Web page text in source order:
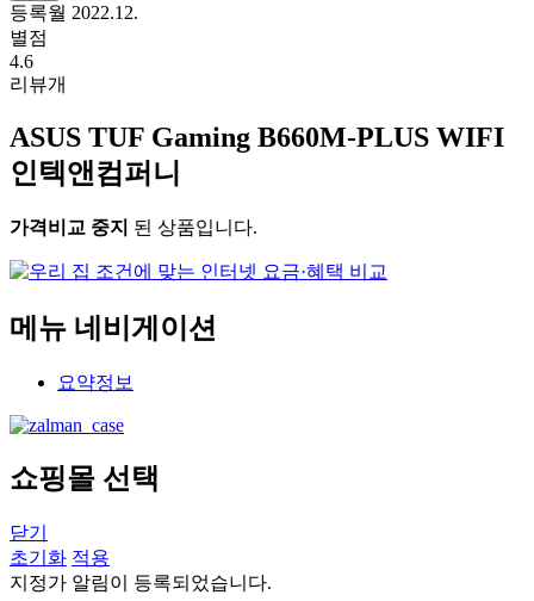
등록월 2022.12.
별점
4.6
리뷰개
ASUS TUF Gaming B660M-PLUS WIFI
인텍앤컴퍼니
가격비교 중지 된 상품입니다.
메뉴 네비게이션
요약정보
쇼핑몰 선택
닫기
초기화 적용
지정가 알림이 등록되었습니다.